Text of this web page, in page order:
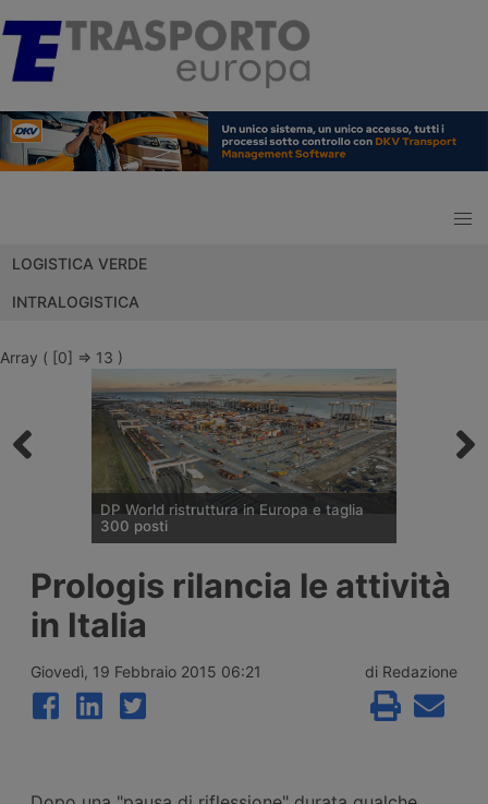
LOGISTICA VERDE
INTRALOGISTICA
Array ( [0] => 13 )
DP World ristruttura in Europa e taglia
300 posti
attività europee dopo l’uscita di tre dirigenti
senior, mentre Londra e Anversa registrano
volumi record e il gruppo prosegue gli
investimenti tra Svizzera, Golfo, Siria e
Prologis rilancia le attività
in Italia
Giovedì, 19 Febbraio 2015 06:21 di Redazione